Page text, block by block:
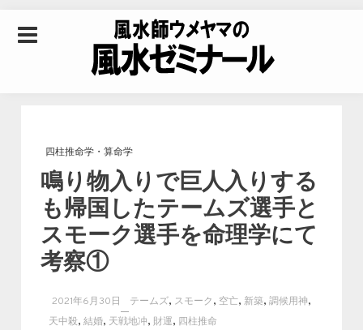
水ゼミナール｜風水
学・四柱推命学・易
学を合わせた立命講
座
四柱推命学・算命学
鳴り物入りで巨人入りする
も帰国したテームズ選手と
スモーク選手を命理学にて
考察①
2021年6月30日 テームズ, スモーク, 空亡,新築,調候用神,
天中殺,結婚, 天戦地冲, 財運, 四柱推命